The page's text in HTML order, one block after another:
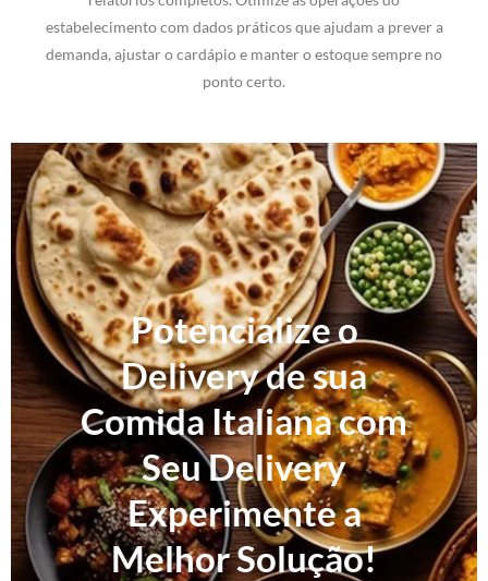
estabelecimento com dados práticos que ajudam a prever a
demanda, ajustar o cardápio e manter o estoque sempre no
ponto certo.
Potencialize o
Delivery de sua
Comida Italiana com
Seu Delivery
Experimente a
Melhor Solução!